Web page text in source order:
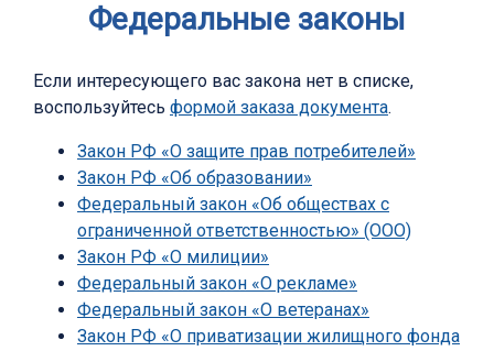
Федеральные законы
Если интересующего вас закона нет в списке,
воспользуйтесь формой заказа документа.
Закон РФ «О защите прав потребителей»
Закон РФ «Об образовании»
Федеральный закон «Об обществах с
ограниченной ответственностью» (ООО)
Закон РФ «О милиции»
Федеральный закон «О рекламе»
Федеральный закон «О ветеранах»
Закон РФ «О приватизации жилищного фонда